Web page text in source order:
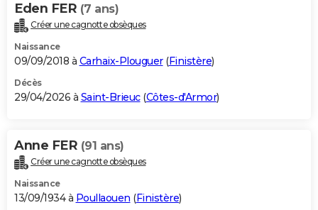
Alimentation
Guide de la santé
Maladies
Médicaments
Sommeil
VOYAGE
Destinations
City break
Voyage nature
Voyage de noces
Forum
Climat
+PHOTO
GUIDES D'ACHAT
BONS PLANS
Carte de Noël
Carte Bonne année
Carte Saint-Valentin
Carte Pâques
Carte d'anniversaire
DICTIONNAIRE
Dictionnaire
Biographies
Citations
Expressions
Proverbes
PROGRAMME TV
Eden FER (7 ans)
Créer une cagnotte obsèques
Naissance
09/09/2018 à Carhaix-Plouguer(Finistère)
Décès
29/04/2026 à Saint-Brieuc(Côtes-d'Armor)
Anne FER (91 ans)
Créer une cagnotte obsèques
Naissance
13/09/1934 à Poullaouen (Finistère)